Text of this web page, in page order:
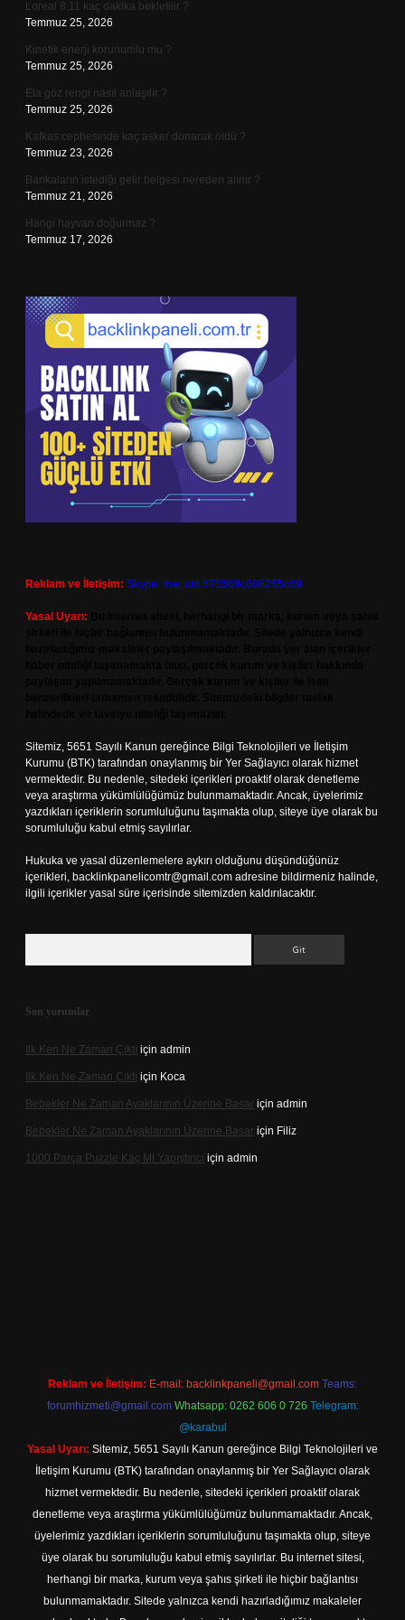
Loreal 8.11 kaç dakika bekletilir ?
Temmuz 25, 2026
Kinetik enerji korunumlu mu ?
Temmuz 25, 2026
Ela göz rengi nasıl anlaşılır ?
Temmuz 25, 2026
Kafkas cephesinde kaç asker donarak öldü ?
Temmuz 23, 2026
Bankaların istediği gelir belgesi nereden alınır ?
Temmuz 21, 2026
Hangi hayvan doğurmaz ?
Temmuz 17, 2026
Reklam ve İletişim: Skype: live:.cid.575569c608265c69
Yasal Uyarı:
Sitemiz, 5651 Sayılı Kanun gereğince Bilgi Teknolojileri ve İletişim
Kurumu (BTK) tarafından onaylanmış bir Yer Sağlayıcı olarak hizmet
vermektedir. Bu nedenle, sitedeki içerikleri proaktif olarak denetleme
veya araştırma yükümlülüğümüz bulunmamaktadır. Ancak, üyelerimiz
yazdıkları içeriklerin sorumluluğunu taşımakta olup, siteye üye olarak bu
sorumluluğu kabul etmiş sayılırlar.
Hukuka ve yasal düzenlemelere aykırı olduğunu düşündüğünüz
içerikleri, backlinkpanelicomtr@gmail.com adresine bildirmeniz halinde,
ilgili içerikler yasal süre içerisinde sitemizden kaldırılacaktır.
Son yorumlar
Ilk Ken Ne Zaman Çıktı için admin
Ilk Ken Ne Zaman Çıktı için Koca
Bebekler Ne Zaman Ayaklarının Üzerine Basar için admin
Bebekler Ne Zaman Ayaklarının Üzerine Basar için Filiz
1000 Parça Puzzle Kaç Ml Yapıştırıcı için admin
Reklam ve İletişim: E-mail: backlinkpaneli@gmail.com Teams:
forumhizmeti@gmail.com Whatsapp: 0262 606 0 726 Telegram:
@karabul
Yasal Uyarı: Sitemiz, 5651 Sayılı Kanun gereğince Bilgi Teknolojileri ve
İletişim Kurumu (BTK) tarafından onaylanmış bir Yer Sağlayıcı olarak
hizmet vermektedir. Bu nedenle, sitedeki içerikleri proaktif olarak
denetleme veya araştırma yükümlülüğümüz bulunmamaktadır. Ancak,
üyelerimiz yazdıkları içeriklerin sorumluluğunu taşımakta olup, siteye
üye olarak bu sorumluluğu kabul etmiş sayılırlar. Bu internet sitesi,
herhangi bir marka, kurum veya şahıs şirketi ile hiçbir bağlantısı
bulunmamaktadır. Sitede yalnızca kendi hazırladığımız makaleler